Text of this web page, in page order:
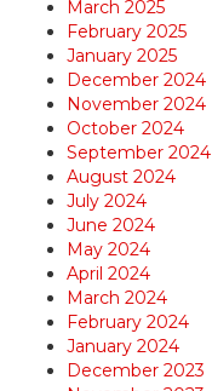
March 2025
February 2025
January 2025
December 2024
November 2024
October 2024
September 2024
August 2024
July 2024
June 2024
May 2024
April 2024
March 2024
February 2024
January 2024
December 2023